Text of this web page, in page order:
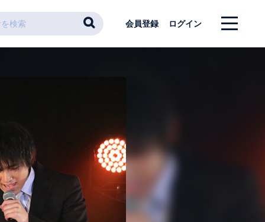
会員登録 ログイン